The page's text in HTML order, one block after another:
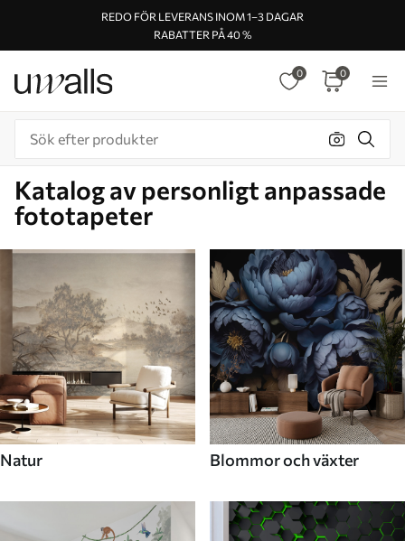
REDO FÖR LEVERANS INOM 1–3 DAGAR
RABATTER PÅ 40 %
0 0
Katalog av personligt anpassade
fototapeter
Natur Blommor och växter